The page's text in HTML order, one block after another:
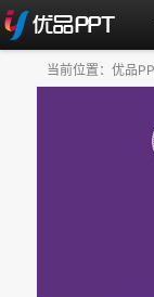
当前位置： 优品